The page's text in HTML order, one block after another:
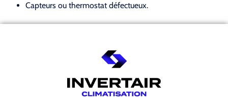
Capteurs ou thermostat défectueux.